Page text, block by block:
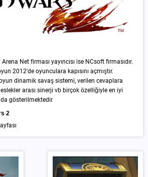
Net firması yayıncısı ise NCsoft firmasıdır.
2012'de oyunculara kapısını açmıştır.
dinamik savaş sistemi, verilen cevaplara
arası sinerji vb birçok özelliğiyle en iyi
gösterilmektedir
2